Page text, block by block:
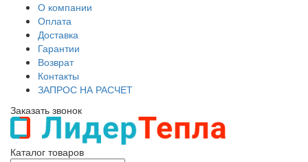
О компании
Оплата
Доставка
Гарантии
Возврат
Контакты
ЗАПРОС НА РАСЧЕТ
Заказать звонок
Каталог товаров